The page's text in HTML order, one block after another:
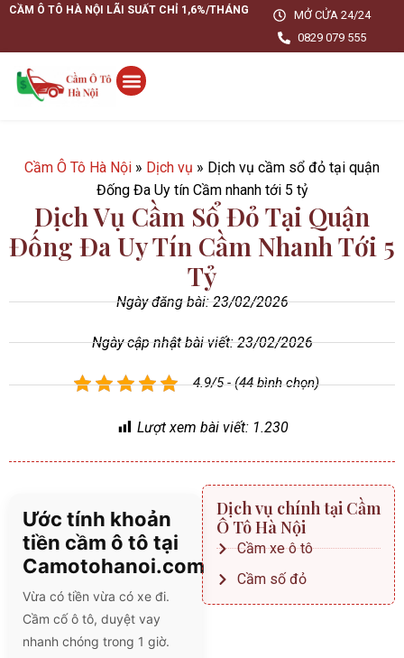
CẦM Ô TÔ HÀ NỘI LÃI SUẤT CHỈ 1,6%/THÁNG
MỞ CỬA 24/24
0829 079 555
Cầm Ô Tô Hà Nội » Dịch vụ » Dịch vụ cầm sổ đỏ tại quận
Đống Đa Uy tín Cầm nhanh tới 5 tỷ
Dịch Vụ Cầm Sổ Đỏ Tại Quận
Đống Đa Uy Tín Cầm Nhanh Tới 5
Tỷ
Ngày đăng bài: 23/02/2026
Ngày cập nhật bài viết: 23/02/2026
4.9/5 - (44 bình chọn)
Lượt xem bài viết: 1.230
Ước tính khoản
tiền cầm ô tô tại
Camotohanoi.com
Vừa có tiền vừa có xe đi.
Cầm cố ô tô, duyệt vay
nhanh chóng trong 1 giờ.
Dịch vụ chính tại Cầm
Ô Tô Hà Nội
Cầm xe ô tô
Cầm số đỏ